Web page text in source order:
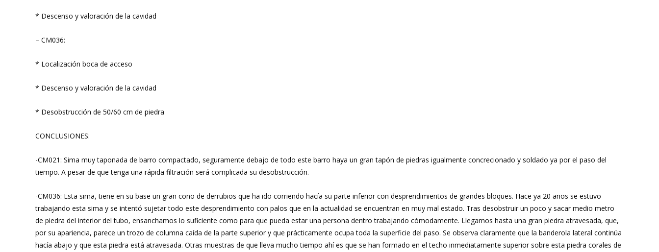
* Descenso y valoración de la cavidad
– CM036:
* Localización boca de acceso
* Descenso y valoración de la cavidad
* Desobstrucción de 50/60 cm de piedra
CONCLUSIONES:
-CM021: Sima muy taponada de barro compactado, seguramente debajo de todo este barro haya un gran tapón de piedras igualmente concrecionado y soldado ya por el paso del
tiempo. A pesar de que tenga una rápida filtración será complicada su desobstrucción.
-CM036: Esta sima, tiene en su base un gran cono de derrubios que ha ido corriendo hacía su parte inferior con desprendimientos de grandes bloques. Hace ya 20 años se estuvo
trabajando esta sima y se intentó sujetar todo este desprendimiento con palos que en la actualidad se encuentran en muy mal estado. Tras desobstruir un poco y sacar medio metro
de piedra del interior del tubo, ensanchamos lo suficiente como para que pueda estar una persona dentro trabajando cómodamente. Llegamos hasta una gran piedra atravesada, que,
por su apariencia, parece un trozo de columna caída de la parte superior y que prácticamente ocupa toda la superficie del paso. Se observa claramente que la banderola lateral continúa
hacía abajo y que esta piedra está atravesada. Otras muestras de que lleva mucho tiempo ahí es que se han formado en el techo inmediatamente superior sobre esta piedra corales de